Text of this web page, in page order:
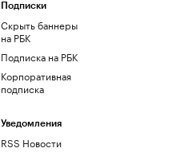
Подписки
Скрыть баннеры
на РБК
Подписка на РБК
Корпоративная
подписка
Уведомления
RSS Новости